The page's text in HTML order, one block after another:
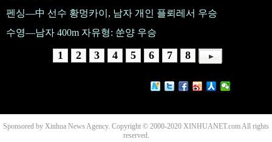
펜싱—中 선수 황멍카이, 남자 개인 플뢰레서 우승
수영—남자 400m 자유형: 쑨양 우승
1 2 3 4 5 6 7 8